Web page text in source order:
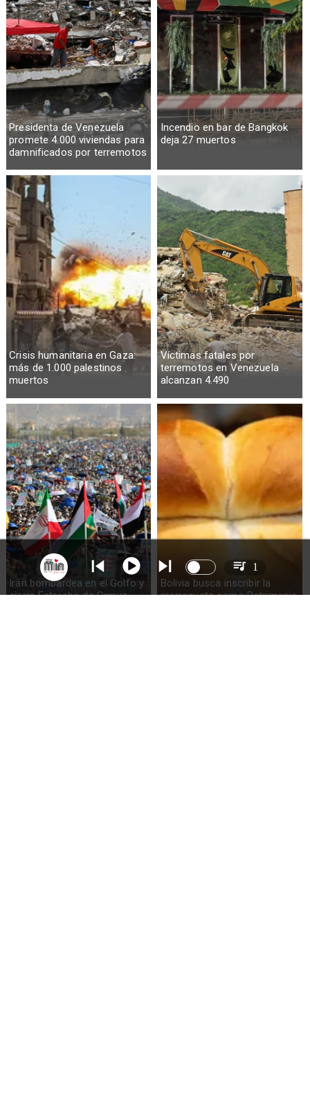
Presidenta de Venezuela
promete 4.000 viviendas para
damnificados por terremotos
Incendio en bar de Bangkok
deja 27 muertos
Crisis humanitaria en Gaza:
más de 1.000 palestinos
muertos
Víctimas fatales por
terremotos en Venezuela
alcanzan 4.490
Irán bombardea en el Golfo y
cierra Estrecho de Ormuz
Bolivia busca inscribir la
marraqueta como Patrimonio
1